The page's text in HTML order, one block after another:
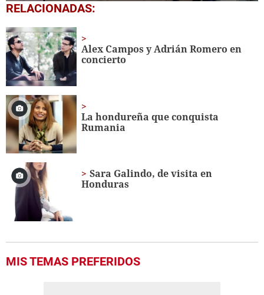
0
seconds
1
minute,
56
seconds
RELACIONADAS:
Alex Campos y Adrián Romero en
concierto
La hondureña que conquista
Rumania
Sara Galindo, de visita en
Honduras
MIS TEMAS PREFERIDOS